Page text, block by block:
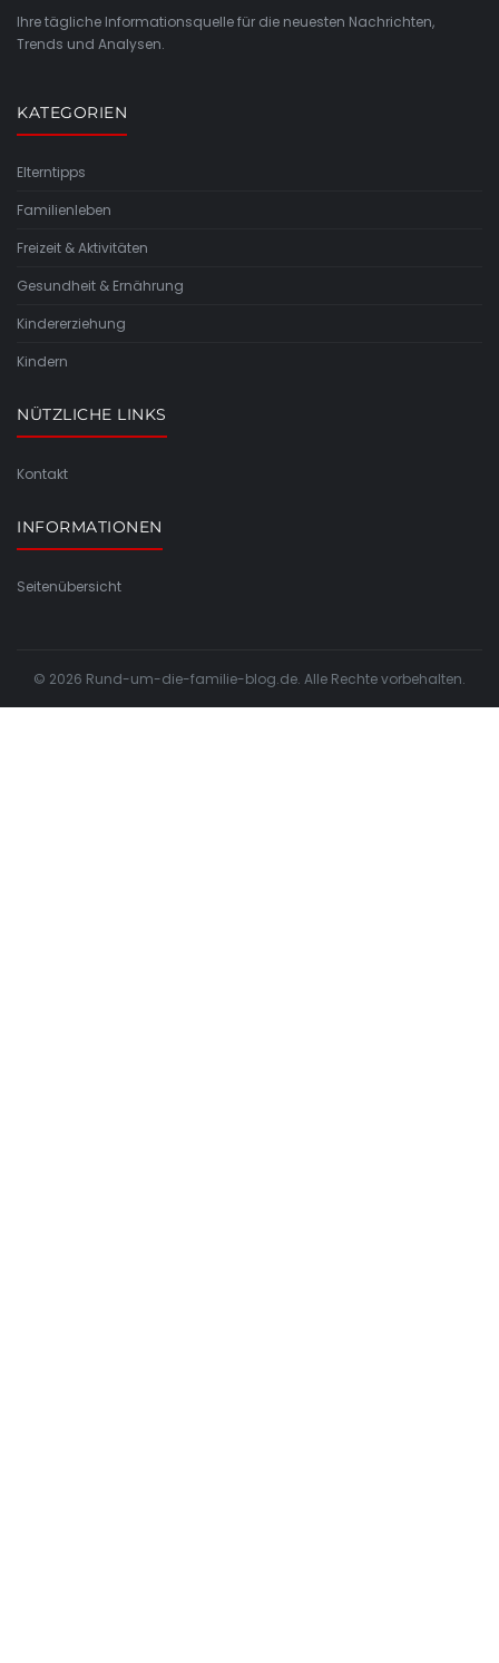
Ihre tägliche Informationsquelle für die neuesten Nachrichten,
Trends und Analysen.
KATEGORIEN
Elterntipps
Familienleben
Freizeit & Aktivitäten
Gesundheit & Ernährung
Kindererziehung
Kindern
NÜTZLICHE LINKS
Kontakt
INFORMATIONEN
Seitenübersicht
© 2026 Rund-um-die-familie-blog.de. Alle Rechte vorbehalten.